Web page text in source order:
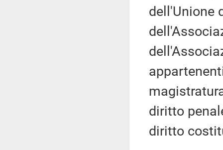
dell'Unione
diritto
diritto